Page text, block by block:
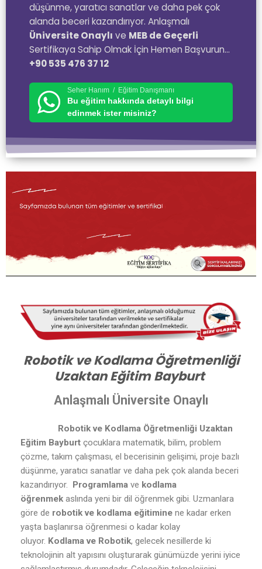
düşünme, yaratıcı sanatlar ve daha pek çok
alanda beceri kazandırıyor. Anlaşmalı
Üniversite Onaylı ve MEB de Geçerli
Sertifikaya Sahip Olmak İçin Hemen Başvurun…
+90 535 476 37 12
Seher Hanım / Eğitim Danışmanı
Bu eğitim hakkında detaylı bilgi
edinmek ister misiniz?
Robotik ve Kodlama Öğretmenliği
Uzaktan Eğitim Bayburt
Anlaşmalı Üniversite Onaylı
Robotik ve Kodlama Öğretmenliği Uzaktan
Eğitim Bayburt çocuklara matematik, bilim, problem
çözme, takım çalışması, el becerisinin gelişimi, proje bazlı
düşünme, yaratıcı sanatlar ve daha pek çok alanda beceri
kazandırıyor.
Programlama ve kodlama
öğrenmek aslında yeni bir dil öğrenmek gibi. Uzmanlara
göre de robotik ve kodlama eğitimine ne kadar erken
yaşta başlanırsa öğrenmesi o kadar kolay
oluyor. Kodlama ve Robotik, gelecek nesillerde ki
teknolojinin alt yapısını oluşturarak günümüzde yerini iyice